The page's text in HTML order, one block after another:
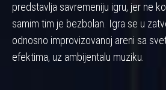
predstavlja savremeniju igru, jer ne
samim tim je bezbolan. Igra se u
odnosno improvizovanoj areni sa
efektima, uz ambijentalu muziku.